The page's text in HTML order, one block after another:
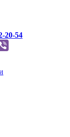
20-54